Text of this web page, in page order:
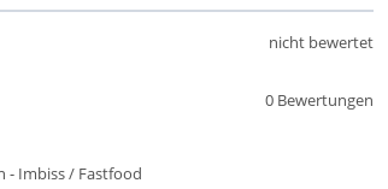
0 Bewertungen
nicht bewertet
- Imbiss / Fastfood